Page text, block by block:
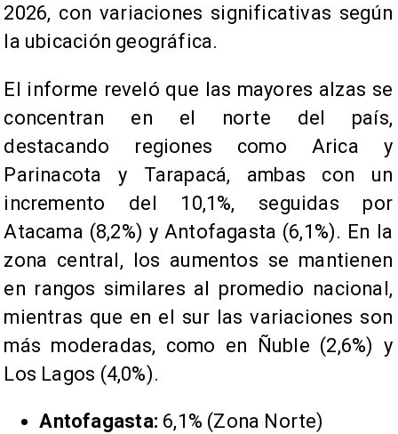
2026, con variaciones significativas según
la ubicación geográfica.
El informe reveló que las mayores alzas se
concentran en el norte del país,
destacando regiones como Arica y
Parinacota y Tarapacá, ambas con un
incremento del 10,1%, seguidas por
Atacama (8,2%) y Antofagasta (6,1%). En la
zona central, los aumentos se mantienen
en rangos similares al promedio nacional,
mientras que en el sur las variaciones son
más moderadas, como en Ñuble (2,6%) y
Los Lagos (4,0%).
Antofagasta: 6,1% (Zona Norte)